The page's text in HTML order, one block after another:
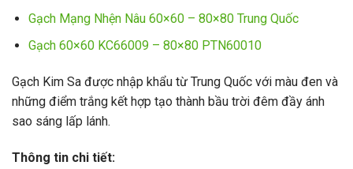
Gạch Mạng Nhện Nâu 60×60 – 80×80 Trung Quốc
Gạch 60×60 KC66009 – 80×80 PTN60010
Gạch Kim Sa được nhập khẩu từ Trung Quốc với màu đen và
những điểm trắng kết hợp tạo thành bầu trời đêm đầy ánh
sao sáng lấp lánh.
Thông tin chi tiết: